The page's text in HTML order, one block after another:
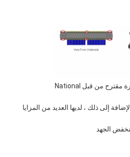
LVDS 1994 هو وضع نقل إشارة مقترح من قبل National
إلى ذلك ، لديها العديد من المزايا